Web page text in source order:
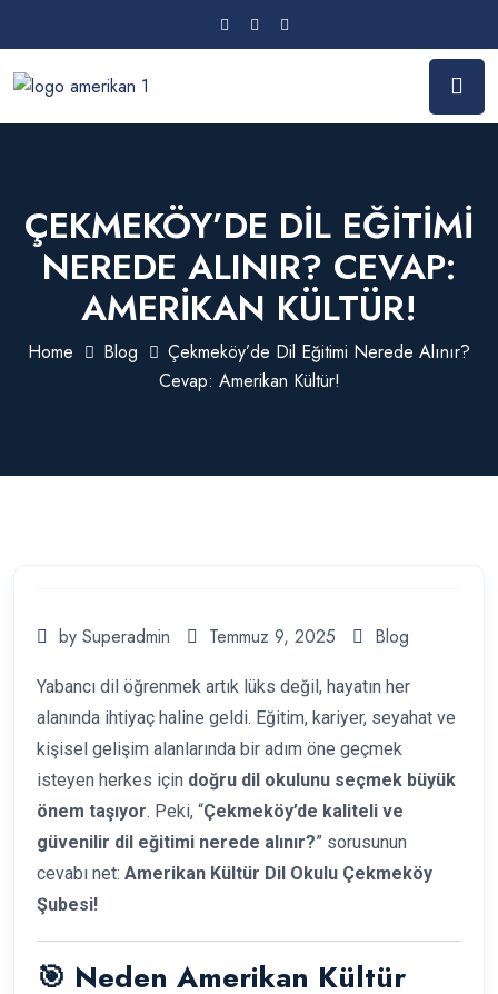
ÇEKMEKÖY’DE DIL EĞITIMI
NEREDE ALINIR? CEVAP:
AMERIKAN KÜLTÜR!
Home Blog
Çekmeköy’de Dil Eğitimi Nerede Alınır?
Cevap: Amerikan Kültür!
by Superadmin Temmuz 9, 2025 Blog
Yabancı dil öğrenmek artık lüks değil, hayatın her
alanında ihtiyaç haline geldi. Eğitim, kariyer, seyahat ve
kişisel gelişim alanlarında bir adım öne geçmek
isteyen herkes için doğru dil okulunu seçmek büyük
önem taşıyor. Peki, “Çekmeköy’de kaliteli ve
güvenilir dil eğitimi nerede alınır?” sorusunun
cevabı net: Amerikan Kültür Dil Okulu Çekmeköy
Şubesi!
🎯 Neden Amerikan Kültür